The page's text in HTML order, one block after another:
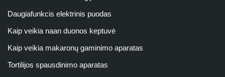
Daugiafunkcis elektrinis puodas
Kaip veikia naan duonos keptuvė
Kaip veikia makaronų gaminimo aparatas
Tortilijos spausdinimo aparatas